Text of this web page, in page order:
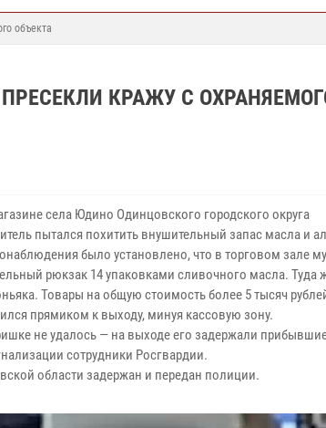
объекта
КРАЖУ С
села Юдино Одинцовского городского округа
пытался похитить внушительный запас масла и
было установлено, что в торговом зале
рюкзак 14 упаковками сливочного масла. Туда
Товары на общую стоимость более 5 тысяч
прямиком к выходу, минуя кассовую зону.
не удалось — на выходе его задержали
сотрудники Росгвардии.
области задержан и передан полиции.